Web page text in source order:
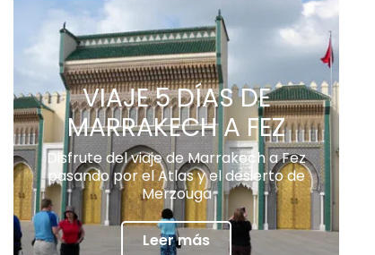
VIAJE 5 DÍAS DE
MARRAKECH A FEZ
Disfrute del viaje de Marrakech a Fez
pasando por el Atlas y el desierto de
Merzouga
Leer más